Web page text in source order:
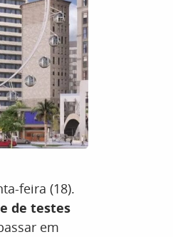
feira (18).
de testes
em